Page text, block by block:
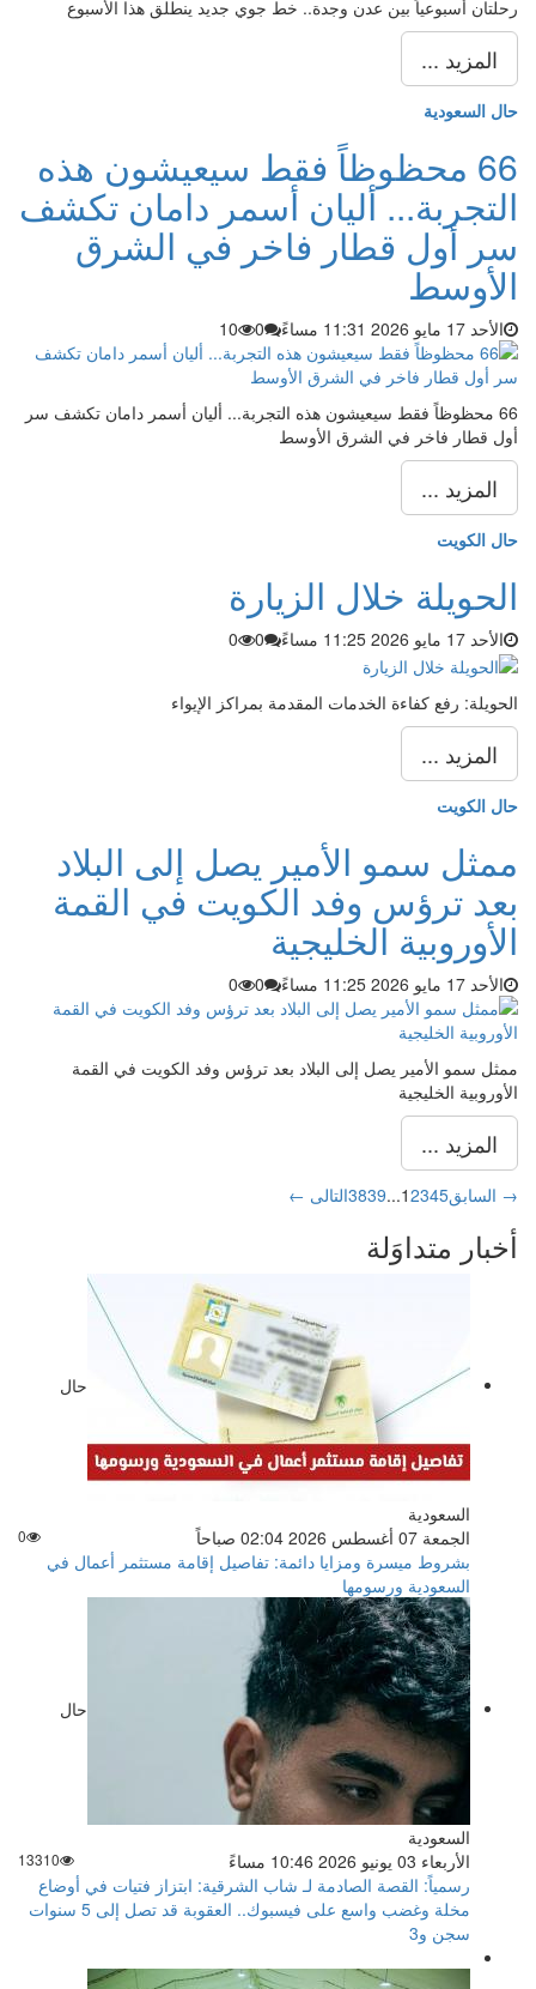
رحلتان أسبوعياً بين عدن وجدة.. خط جوي جديد ينطلق هذا الأسبوع
المزيد ...
حال السعودية
66 محظوظاً فقط سيعيشون هذه
التجربة... أليان أسمر دامان تكشف
سر أول قطار فاخر في الشرق
الأوسط
الأحد 17 مايو 2026 11:31 مساءً 0
10
66 محظوظاً فقط سيعيشون هذه التجربة... أليان أسمر دامان تكشف سر
أول قطار فاخر في الشرق الأوسط
المزيد ...
حال الكويت
الحويلة خلال الزيارة
الأحد 17 مايو 2026 11:25 مساءً 0
0
الحويلة: رفع كفاءة الخدمات المقدمة بمراكز الإيواء
المزيد ...
حال الكويت
ممثل سمو الأمير يصل إلى البلاد
بعد ترؤس وفد الكويت في القمة
الأوروبية الخليجية
الأحد 17 مايو 2026 11:25 مساءً 0
0
ممثل سمو الأمير يصل إلى البلاد بعد ترؤس وفد الكويت في القمة
الأوروبية الخليجية
المزيد ...
→ السابق 12345
...
3839 التالى ←
أخبار متداوَلة
حال
السعودية
الجمعة 07 أغسطس 2026 02:04 صباحاً
0
بشروط ميسرة ومزايا دائمة: تفاصيل إقامة مستثمر أعمال في
السعودية ورسومها
حال
السعودية
الأربعاء 03 يونيو 2026 10:46 مساءً
13310
رسمياً: القصة الصادمة لـ شاب الشرقية: ابتزاز فتيات في أوضاع
مخلة وغضب واسع على فيسبوك.. العقوبة قد تصل إلى 5 سنوات
سجن و3